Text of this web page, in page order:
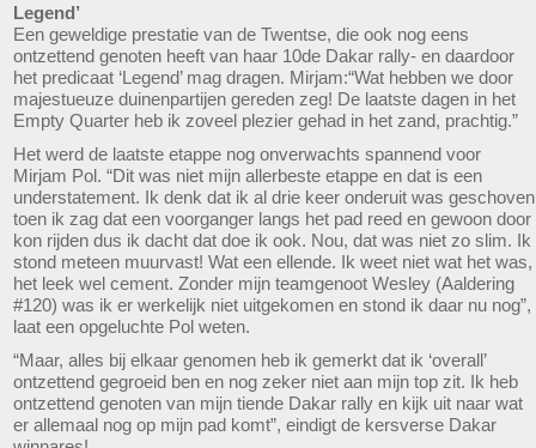
Legend’
Een geweldige prestatie van de Twentse, die ook nog eens
ontzettend genoten heeft van haar 10de Dakar rally- en daardoor
het predicaat ‘Legend’ mag dragen. Mirjam:“Wat hebben we door
majestueuze duinenpartijen gereden zeg! De laatste dagen in het
Empty Quarter heb ik zoveel plezier gehad in het zand, prachtig.”
Het werd de laatste etappe nog onverwachts spannend voor
Mirjam Pol. “Dit was niet mijn allerbeste etappe en dat is een
understatement. Ik denk dat ik al drie keer onderuit was geschoven
toen ik zag dat een voorganger langs het pad reed en gewoon door
kon rijden dus ik dacht dat doe ik ook. Nou, dat was niet zo slim. Ik
stond meteen muurvast! Wat een ellende. Ik weet niet wat het was,
het leek wel cement. Zonder mijn teamgenoot Wesley (Aaldering
#120) was ik er werkelijk niet uitgekomen en stond ik daar nu nog”,
laat een opgeluchte Pol weten.
“Maar, alles bij elkaar genomen heb ik gemerkt dat ik ‘overall’
ontzettend gegroeid ben en nog zeker niet aan mijn top zit. Ik heb
ontzettend genoten van mijn tiende Dakar rally en kijk uit naar wat
er allemaal nog op mijn pad komt”, eindigt de kersverse Dakar